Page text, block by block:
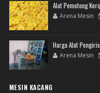
Alat Pemotong
Arena Mesin
Harga Alat
Arena Mesin
MESIN KACANG